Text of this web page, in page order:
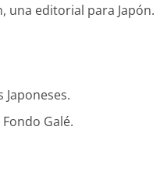
una editorial para Japón.
Japoneses.
Galé.